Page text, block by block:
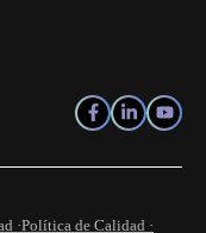
·Política de Calidad ·